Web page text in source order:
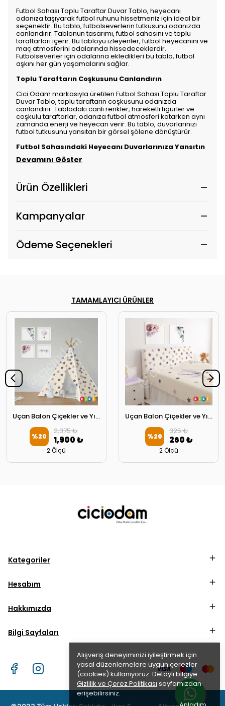
Alışveriş deneyiminizi iyileştirmek için
yasal düzenlemelere uygun çerezler
(cookies) kullanıyoruz. Detaylı bilgiye
Gizlilik ve Çerez Politikası sayfamızdan
erişebilirsiniz.
Futbol Sahası Toplu Taraftar Duvar Tablo, heyecanı
odanıza taşıyarak futbol ruhunu hissetmeniz için ideal bir
seçenektir. Bu tablo, futbolseverlerin tutkusunu odanızda
canlandırır. Tablonun tasarımı, futbol sahasını ve toplu
taraftarları içerir. Bu tabloyu izleyenler, futbol heyecanını ve
maç atmosferini odalarında hissedeceklerdir.
Futbolseverler için odalarına ekledikleri bu tablo, futbol
aşkını her gün yaşamalarını sağlar.
Toplu Taraftarın Coşkusunu Canlandırın
Cici Odam markasıyla üretilen Futbol Sahası Toplu Taraftar
Duvar Tablo, toplu taraftarın coşkusunu odanızda
canlandırır. Tablodaki canlı renkler, hareketli figürler ve
coşkulu taraftarlar, odanıza futbol atmosferi katarken aynı
zamanda enerji ve heyecan verir. Bu tablo, duvarlarınızı
futbol tutkusunu yansıtan bir görsel şölene dönüştürür.
Futbol Sahasındaki Heyecanı Duvarlarınıza Yansıtın
Devamını Göster
Ürün Özellikleri
Kampanyalar
Ödeme Seçenekleri
TAMAMLAYICI ÜRÜNLER
Uçan Balon Çiçekler ve Yıldızlar Oyun Çadırı
%20
2,375 ₺
1,900 ₺
2 Ölçü
Uçan Balon Çiçekler ve Yıldızlar Başlık Kılıfı
%20
325 ₺
260 ₺
2 Ölçü
Kategoriler
Hesabım
Hakkımızda
Bilgi Sayfaları